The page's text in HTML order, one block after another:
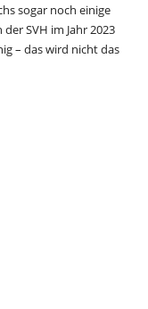
sogar noch einige
SVH im Jahr 2023
– das wird nicht das